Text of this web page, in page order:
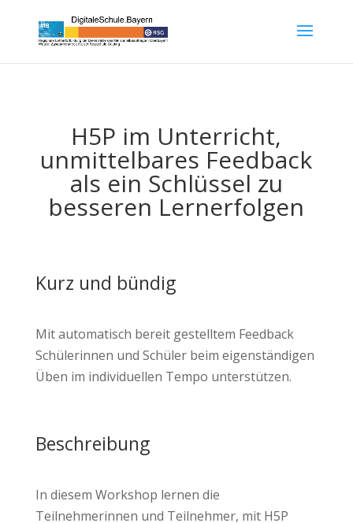
H5P im Unterricht,
unmittelbares Feedback
als ein Schlüssel zu
besseren Lernerfolgen
Kurz und bündig
Mit automatisch bereit gestelltem Feedback
Schülerinnen und Schüler beim eigenständigen
Üben im individuellen Tempo unterstützen.
Beschreibung
In diesem Workshop lernen die
Teilnehmerinnen und Teilnehmer, mit H5P